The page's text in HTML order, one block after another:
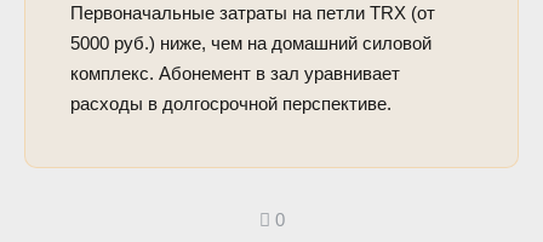
Первоначальные затраты на петли TRX (от
5000 руб.) ниже, чем на домашний силовой
комплекс. Абонемент в зал уравнивает
расходы в долгосрочной перспективе.
0